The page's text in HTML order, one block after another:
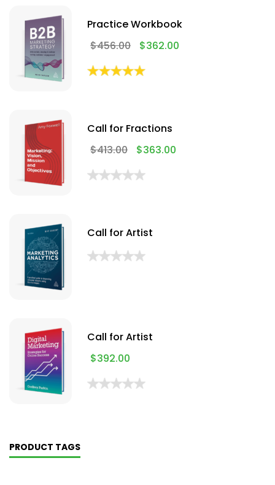
Practice Workbook
$456.00 $362.00
Call for Fractions
$413.00 $363.00
Call for Artist
Call for Artist
$392.00
PRODUCT TAGS